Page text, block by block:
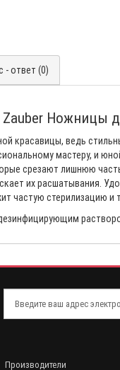
- ответ (0)
Zauber Ножницы
красавицы, ведь
мастеру, и
срезают лишнюю
их расшатывания.
частую стерилизацию
Производители